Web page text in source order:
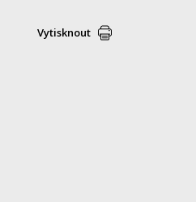
Vytisknout